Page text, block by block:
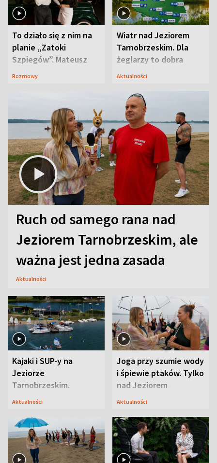
To działo się z nim na
planie „Zatoki
Szpiegów”. Mateusz
Janicki odsłonił
Rozmowy
Wiatr nad Jeziorem
Tarnobrzeskim. Dla
żeglarzy to dobra
wiadomość
Aktualności
Ruch od samego rana nad
Jeziorem Tarnobrzeskim, ale
ważna jest jedna zasada
Aktualności
Kajaki i SUP-y na
Jeziorze
Tarnobrzeskim.
Przyrodnicy zwracają
Aktualności
Joga przy szumie wody
i śpiewie ptaków. Tylko
nad Jeziorem
Tarnobrzeskim
Aktualności